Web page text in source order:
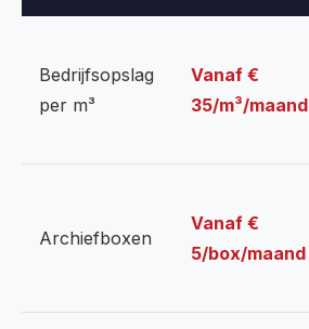
Bedrijfsopslag
per m³
Vanaf €
35/m³/maand
Archiefboxen
Vanaf €
5/box/maand